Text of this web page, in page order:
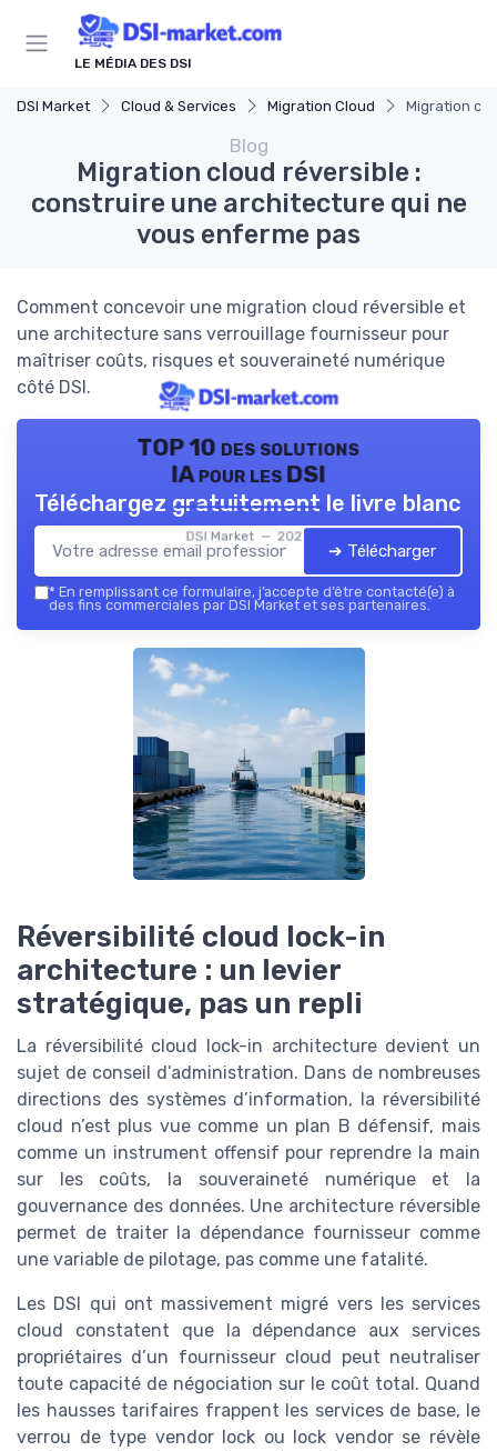
LE MÉDIA DES DSI
DSI Market Cloud & Services Migration Cloud Migration
Blog
Migration cloud réversible :
construire une architecture qui ne
vous enferme pas
Comment concevoir une migration cloud réversible et
une architecture sans verrouillage fournisseur pour
maîtriser coûts, risques et souveraineté numérique
côté DSI.
TOP 10 des solutions
IA pour les DSI
DSI Market — 2026
Téléchargez gratuitement le livre blanc
➔ Télécharger
* En remplissant ce formulaire, j’accepte d’être contacté(e) à
des fins commerciales par DSI Market et ses partenaires.
Réversibilité cloud lock-in
architecture : un levier
stratégique, pas un repli
La réversibilité cloud lock-in architecture devient un
sujet de conseil d’administration. Dans de nombreuses
directions des systèmes d’information, la réversibilité
cloud n’est plus vue comme un plan B défensif, mais
comme un instrument offensif pour reprendre la main
sur les coûts, la souveraineté numérique et la
gouvernance des données. Une architecture réversible
permet de traiter la dépendance fournisseur comme
une variable de pilotage, pas comme une fatalité.
Les DSI qui ont massivement migré vers les services
cloud constatent que la dépendance aux services
propriétaires d’un fournisseur cloud peut neutraliser
toute capacité de négociation sur le coût total. Quand
les hausses tarifaires frappent les services de base, le
verrou de type vendor lock ou lock vendor se révèle
Panneau de gestion des cookies